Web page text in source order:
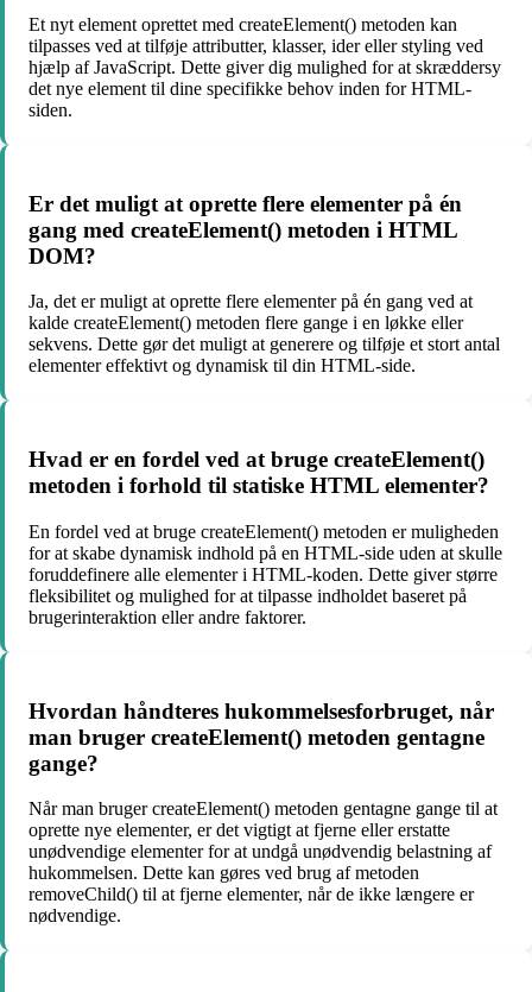
Et nyt element oprettet med createElement() metoden kan
tilpasses ved at tilføje attributter, klasser, ider eller styling ved
hjælp af JavaScript. Dette giver dig mulighed for at skræddersy
det nye element til dine specifikke behov inden for HTML-
siden.
Er det muligt at oprette flere elementer på én
gang med createElement() metoden i HTML
DOM?
Ja, det er muligt at oprette flere elementer på én gang ved at
kalde createElement() metoden flere gange i en løkke eller
sekvens. Dette gør det muligt at generere og tilføje et stort antal
elementer effektivt og dynamisk til din HTML-side.
Hvad er en fordel ved at bruge createElement()
metoden i forhold til statiske HTML elementer?
En fordel ved at bruge createElement() metoden er muligheden
for at skabe dynamisk indhold på en HTML-side uden at skulle
foruddefinere alle elementer i HTML-koden. Dette giver større
fleksibilitet og mulighed for at tilpasse indholdet baseret på
brugerinteraktion eller andre faktorer.
Hvordan håndteres hukommelsesforbruget, når
man bruger createElement() metoden gentagne
gange?
Når man bruger createElement() metoden gentagne gange til at
oprette nye elementer, er det vigtigt at fjerne eller erstatte
unødvendige elementer for at undgå unødvendig belastning af
hukommelsen. Dette kan gøres ved brug af metoden
removeChild() til at fjerne elementer, når de ikke længere er
nødvendige.